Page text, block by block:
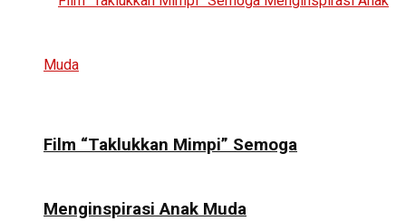
Film “Taklukkan Mimpi” Semoga
Menginspirasi Anak Muda